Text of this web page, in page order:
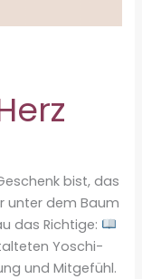
bist, das
unter dem Baum
das Richtige:
Yoschi-
und Mitgefühl.